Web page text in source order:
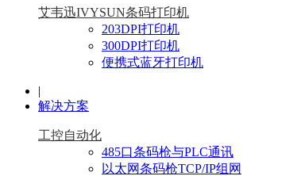
艾韦迅IVYSUN条码打印机
203DPI打印机
300DPI打印机
便携式蓝牙打印机
|
解决方案
工控自动化
485口条码枪与PLC通讯
以太网条码枪TCP/IP组网